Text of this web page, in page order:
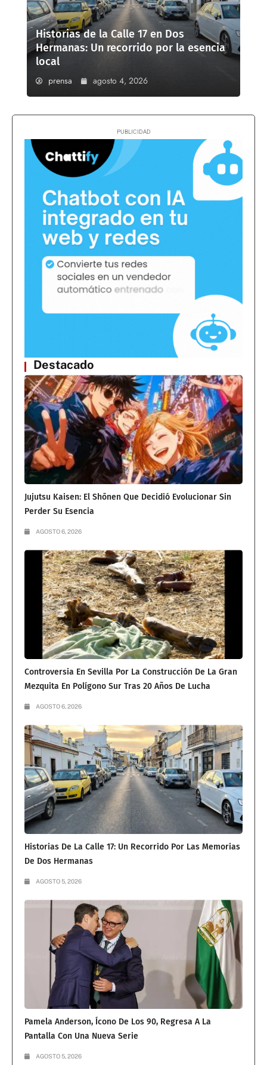
Historias de la Calle 17 en Dos
Hermanas: Un recorrido por la esencia
local
prensa agosto 4, 2026
Destacado
Jujutsu Kaisen: El Shōnen Que Decidió Evolucionar Sin
Perder Su Esencia
AGOSTO 6, 2026
Controversia En Sevilla Por La Construcción De La Gran
Mezquita En Polígono Sur Tras 20 Años De Lucha
AGOSTO 6, 2026
Historias De La Calle 17: Un Recorrido Por Las Memorias
De Dos Hermanas
AGOSTO 5, 2026
Pamela Anderson, Ícono De Los 90, Regresa A La
Pantalla Con Una Nueva Serie
AGOSTO 5, 2026